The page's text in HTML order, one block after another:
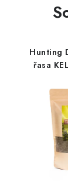
Hunting
řasa